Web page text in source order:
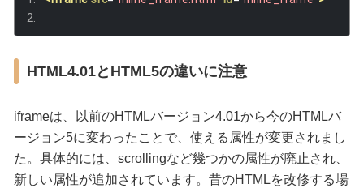
HTML4.01とHTML5の違いに注意
iframeは、以前のHTMLバージョン4.01から今のHTMLバ
ージョン5に変わったことで、使える属性が変更されまし
た。具体的には、scrollingなど幾つかの属性が廃止され、
新しい属性が追加されています。昔のHTMLを改修する場